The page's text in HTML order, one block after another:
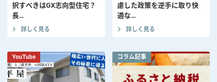
択すべきはGX志向型住宅？
長…
詳しく見る
慮した政策を逆手に取り快
適な…
詳しく見る
YouTube コラム記事